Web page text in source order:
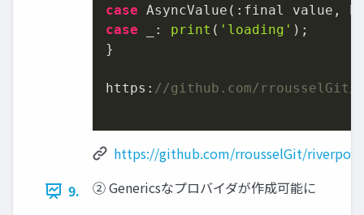
case AsyncValue(:final value,
case _: print ( 'loading' );
}
https: //github.com/rrousselGit/
https://github.com/rrousselGit/riverpod/
9.
② Genericsなプロバイダが作成可能に